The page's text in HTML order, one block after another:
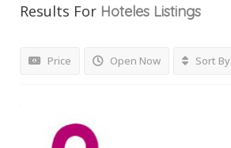
Results For Hoteles Listings
Price Open Now Sort By